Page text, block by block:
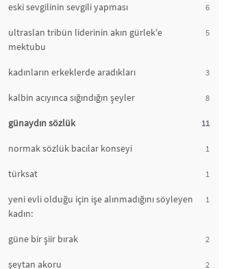
eski sevgilinin sevgili yapması 6
ultraslan tribün liderinin akın gürlek'e
mektubu
5
kadınların erkeklerde aradıkları 3
kalbin acıyınca sığındığın şeyler 8
günaydın sözlük 11
normak sözlük bacılar konseyi 1
türksat 1
yeni evli olduğu için işe alınmadığını söyleyen
kadın:
1
güne bir şiir bırak 2
şeytan akoru 2